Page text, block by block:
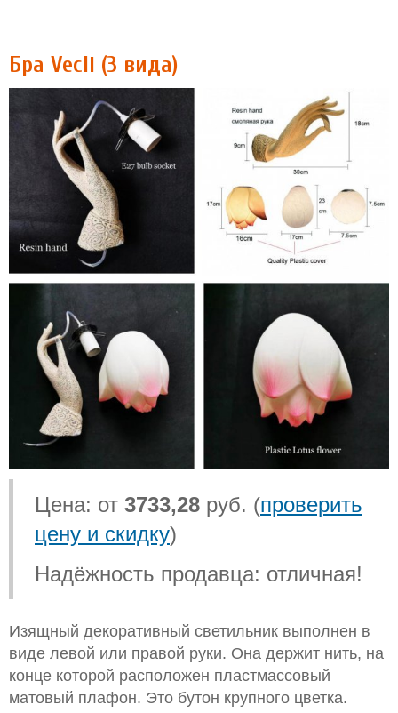
Бра Vecli (3 вида)
Цена: от 3733,28 руб. (проверить
цену и скидку)
Надёжность продавца: отличная!
Изящный декоративный светильник выполнен в
виде левой или правой руки. Она держит нить, на
конце которой расположен пластмассовый
матовый плафон. Это бутон крупного цветка.